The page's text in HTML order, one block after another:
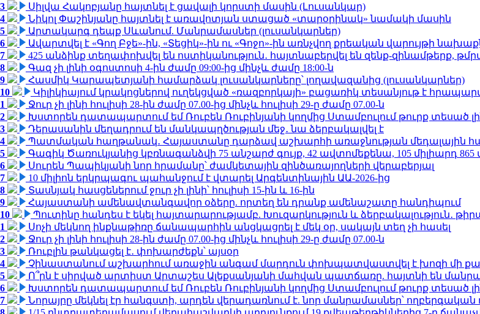
3
Սիլվա Հակոբյանը հայտնել է ցավալի կորստի մասին (Լուսանկար)
4
Նիկոլ Փաշինյանը հայտնել է առավոտյան ստացած «տարօրինակ» նամակի մասին
5
Արտակարգ դեպք Սևանում. Մանրամասներ (լուսանկարներ)
6
Ավարտվել է «Գող Բջե»-ին, «Տեցիկ»-ին ու «Գոջո»-ին առնչվող քրեական վարույթի
7
425 անձինք տեղափոխվել են ոստիկանություն․ հայտնաբերվել են զենք-զինամթերք,
8
Գազ չի լինի օգոստոսի 4-ին ժամը 09:00-ից մինչև ժամը 18:00-ն
9
Հասմիկ Կարապետյանի համարձակ լուսանկարները՝ լողավազանից (լուսանկարներ)
10
Կիլիկիայում կրակոցներով ուղեկցված «ռազբորկայի» բացառիկ տեսանյութ է
1
Ջուր չի լինի հուլիսի 28-ին ժամը 07.00-ից մինչև հուլիսի 29-ը ժամը 07.00-ն
2
Խստորեն դատապարտում եմ Ռուբեն Ռուբինյանի կողմից Ստամբուլում թուրք տեսած
3
Դերասանին մեղադրում են մանկապղծության մեջ․ նա ձերբակալվել է
4
Պատմական հաղթանակ․ Հայաստանը դարձավ աշխարհի առաջնության մեդալային
5
Գագիկ Ծառուկյանից կբռնագանձվի 75 անշարժ գույք, 42 ավտոմեքենա, 105 միլիարդ 865
6
Սուրեն Պապիկյանի նոր հրամանը՝ ժամկետային զինծառայողների վերաբերյալ
7
10 միլիոն երկրպագու պահանջում է վտարել Արգենտինային ԱԱ-2026-ից
8
Տասնյակ հասցեներում ջուր չի լինի՝ հուլիսի 15-ին և 16-ին
9
Հայաստանի ամենավտանգավոր օձերը. որտեղ են դրանք ամենաշատը հանդիպում
10
Պուտինը հանդես է եկել հայտարարությամբ. Խուզարկություն և ձերբակալություն․
1
Սոչի մեկնող ինքնաթիռը ճանապարհին անցկացրել է մեկ օր, սակայն տեղ չի հասել
2
Ջուր չի լինի հուլիսի 28-ին ժամը 07.00-ից մինչև հուլիսի 29-ը ժամը 07.00-ն
3
Ռուբլին թանկացել է․ փոխարժեքն՝ այսօր
4
Չինաստանում աշխարհում առաջին անգամ մարդուն փոխպատվաստվել է խոզի մի
5
Ո՞րն է սիրված արտիստ Արտաշես Ալեքսանյանի մահվան պատճառը. հայտնի են
6
Խստորեն դատապարտում եմ Ռուբեն Ռուբինյանի կողմից Ստամբուլում թուրք տեսած
7
Նորայրը մեկնել էր հանգստի, արդեն վերադառնում է. նոր մանրամասներ՝ ողբերգական